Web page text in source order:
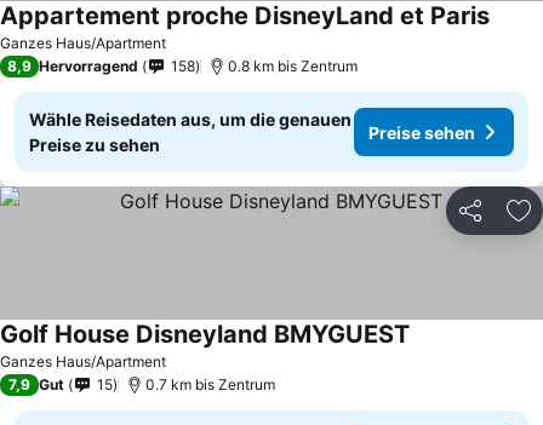
Ganzes Haus/Apartment
Appartement proche DisneyLand et Paris
8,9 Hervorragend 158 0.8 km bis Zentrum
Wähle Reisedaten aus, um die genauen
Preise zu sehen
Preise sehen
Teilen
Ganzes Haus/Apartment
Golf House Disneyland BMYGUEST
7,9 Gut 15 0.7 km bis Zentrum